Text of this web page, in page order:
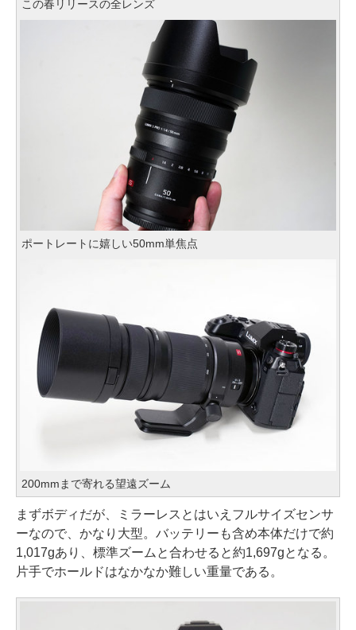
この春リリースの全レンズ
ポートレートに嬉しい50mm単焦点
200mmまで寄れる望遠ズーム
まずボディだが、ミラーレスとはいえフルサイズセンサ
ーなので、かなり大型。バッテリーも含め本体だけで約
1,017gあり、標準ズームと合わせると約1,697gとなる。
片手でホールドはなかなか難しい重量である。